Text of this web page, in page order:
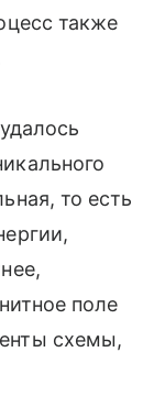
также
то есть
поле
схемы,